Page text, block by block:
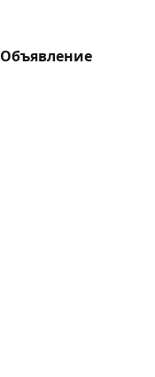
Объявление